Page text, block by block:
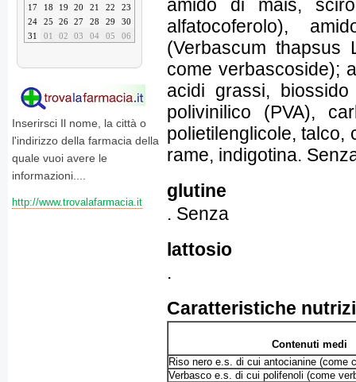
17
18 19 20 21 22
23
24
25 26 27 28 29
30
31
01 02 03 04 05 06
Inserirsci Il nome, la città o
l'indirizzo della farmacia della
quale vuoi avere le
informazioni....
http://www.trovalafarmacia.it
amido di mais,
alfatocoferolo),
(Verbascum
come verbascoside);
acidi grassi,
polivinilico (PVA),
polietilenglicole, talco,
rame, indigotina.
glutine
. Senza
lattosio
.
Caratteristiche
Contenuti medi
Riso nero e.s. di cui antocianine (come
Verbasco e.s. di cui polifenoli (come